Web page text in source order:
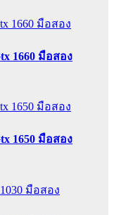
1660 มือสอง
1660 มือสอง
1650 มือสอง
1650 มือสอง
มือสอง